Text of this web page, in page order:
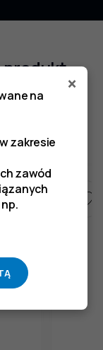
produkt
×
na
zakresie
zawód